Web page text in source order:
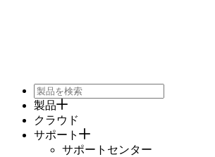
製品
クラウド
サポート
サポートセンター